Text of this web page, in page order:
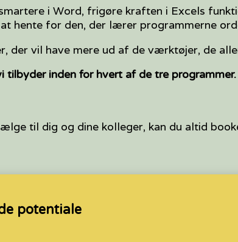
i Word, frigøre kraften i Excels
hente for den, der lærer programmerne
der vil have mere ud af de værktøjer, de
tilbyder inden for hvert af de tre programmer.
til dig og dine kolleger, kan du altid
potentiale